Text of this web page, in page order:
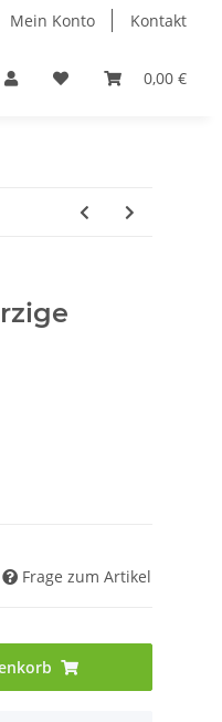
Mein Konto Kontakt
0,00 €
bogar -
Frage zum Artikel